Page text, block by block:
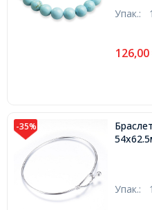
Упак.:
126,00
-35%
Упак.: